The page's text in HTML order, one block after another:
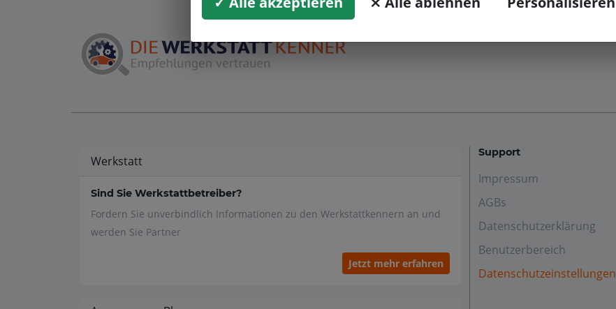
Werkstatt
Sind Sie Werkstattbetreiber?
Fordern Sie unverbindlich Informationen zu den Werkstattkennern an und
werden Sie Partner
Jetzt mehr erfahren
Support
Impressum
AGBs
Datenschutzerklärung
Benutzerbereich
Datenschutzeinstellungen